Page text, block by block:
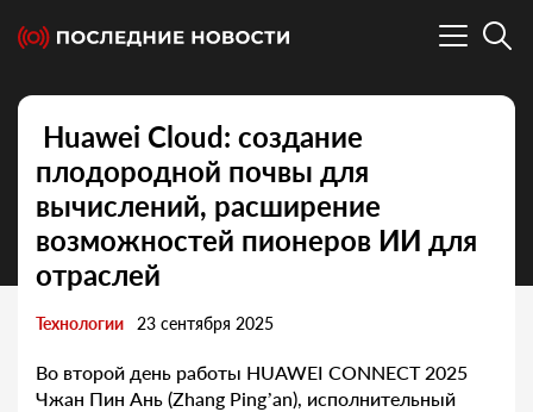
Huawei Cloud: создание
плодородной почвы для
вычислений, расширение
возможностей пионеров ИИ для
отраслей
Технологии 23 сентября 2025
Во второй день работы HUAWEI CONNECT 2025
Чжан Пин Ань (Zhang Ping’an), исполнительный